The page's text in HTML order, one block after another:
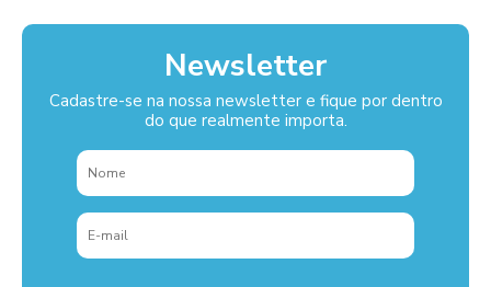
Newsletter
Cadastre-se na nossa newsletter e fique por dentro
do que realmente importa.